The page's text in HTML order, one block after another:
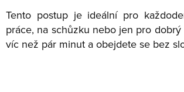
Tento postup je ideální pro
práce, na schůzku nebo jen pro
víc než pár minut a obejdete se bez